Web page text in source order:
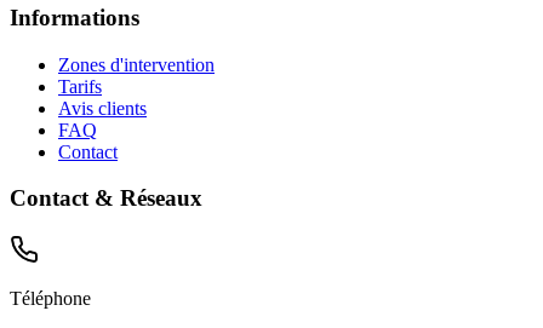
Informations
Zones d'intervention
Tarifs
Avis clients
FAQ
Contact
Contact & Réseaux
Téléphone